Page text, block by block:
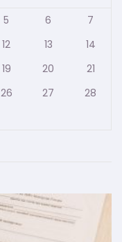
5 6
7
12 13
14
19 20
21
26 27
28